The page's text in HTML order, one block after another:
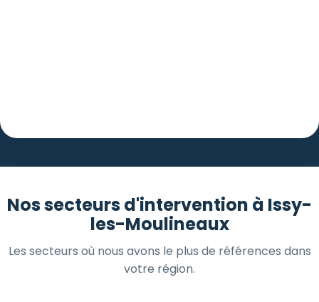
Nos secteurs d'intervention à Issy-
les-Moulineaux
Les secteurs où nous avons le plus de références dans
votre région.